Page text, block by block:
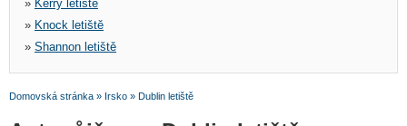
» Kerry letiště
» Knock letiště
» Shannon letiště
Domovská stránka » Irsko » Dublin letiště